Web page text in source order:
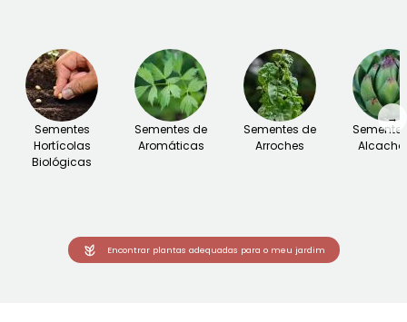
Sementes
Hortícolas
Biológicas
Sementes de
Aromáticas
Sementes de
Arroches
→
Encontrar plantas adequadas para o meu jardim